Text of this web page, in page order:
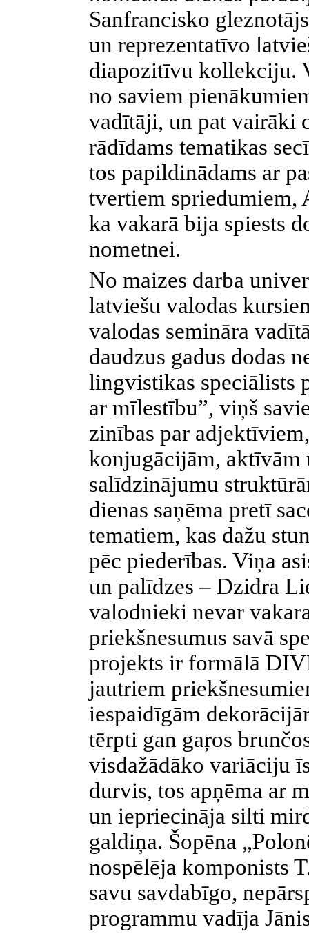
Sanfrancisko
un reprezentatīvo
diapozitīvu kollekciju.
no saviem
vadītāji, un pat vairāki
rādīdams tematikas
tos papildinādams ar
tvertiem spriedumiem,
ka vakarā bija spiests
nometnei.
No maizes darba
latviešu valodas
valodas semināra
daudzus gadus dodas
lingvistikas speciālists
ar mīlestību”, viņš
zinības par
konjugācijām,
salīdzinājumu
dienas saņēma pretī
tematiem, kas dažu
pēc piederības. Viņa
un palīdzes – Dzidra
valodnieki nevar
priekšnesumus savā
projekts ir formālā
jautriem
iespaidīgām
tērpti gan gaŗos
visdažādāko variāciju
durvis, tos apņēma ar
un iepriecināja silti
galdiņa. Šopēna
nospēlēja komponists
savu savdabīgo,
programmu vadīja